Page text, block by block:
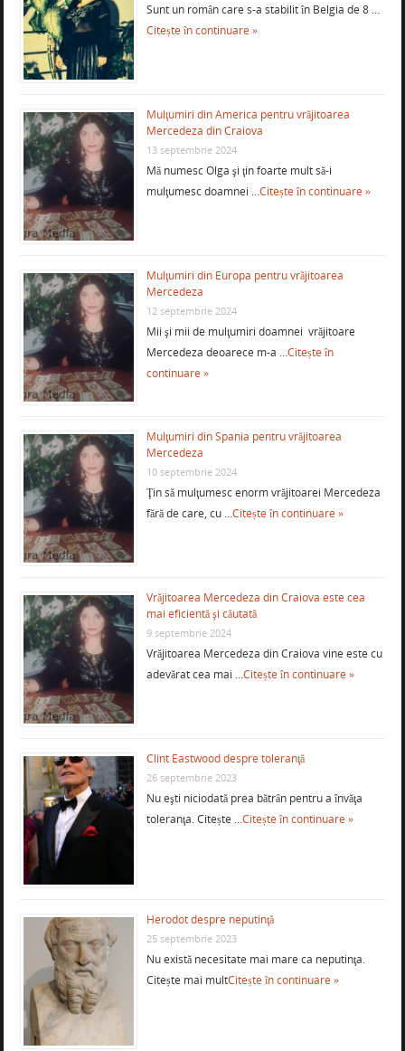
Sunt un român care s-a stabilit în Belgia de 8 …
Citește în continuare »
Mulţumiri din America pentru vrăjitoarea
Mercedeza din Craiova
13 septembrie 2024
Mă numesc Olga şi ţin foarte mult să-i
mulţumesc doamnei …Citește în continuare »
Mulţumiri din Europa pentru vrăjitoarea
Mercedeza
12 septembrie 2024
Mii şi mii de mulţumiri doamnei vrăjitoare
Mercedeza deoarece m-a …Citește în
continuare »
Mulţumiri din Spania pentru vrăjitoarea
Mercedeza
10 septembrie 2024
Ţin să mulţumesc enorm vrăjitoarei Mercedeza
fără de care, cu …Citește în continuare »
Vrăjitoarea Mercedeza din Craiova este cea
mai eficientă şi căutată
9 septembrie 2024
Vrăjitoarea Mercedeza din Craiova vine este cu
adevărat cea mai …Citește în continuare »
Clint Eastwood despre toleranţă
26 septembrie 2023
Nu eşti niciodată prea bătrân pentru a învăţa
toleranţa. Citește …Citește în continuare »
Herodot despre neputinţă
25 septembrie 2023
Nu există necesitate mai mare ca neputinţa.
Citește mai multCitește în continuare »